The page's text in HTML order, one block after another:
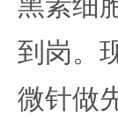
黑素细
到岗。
微针做